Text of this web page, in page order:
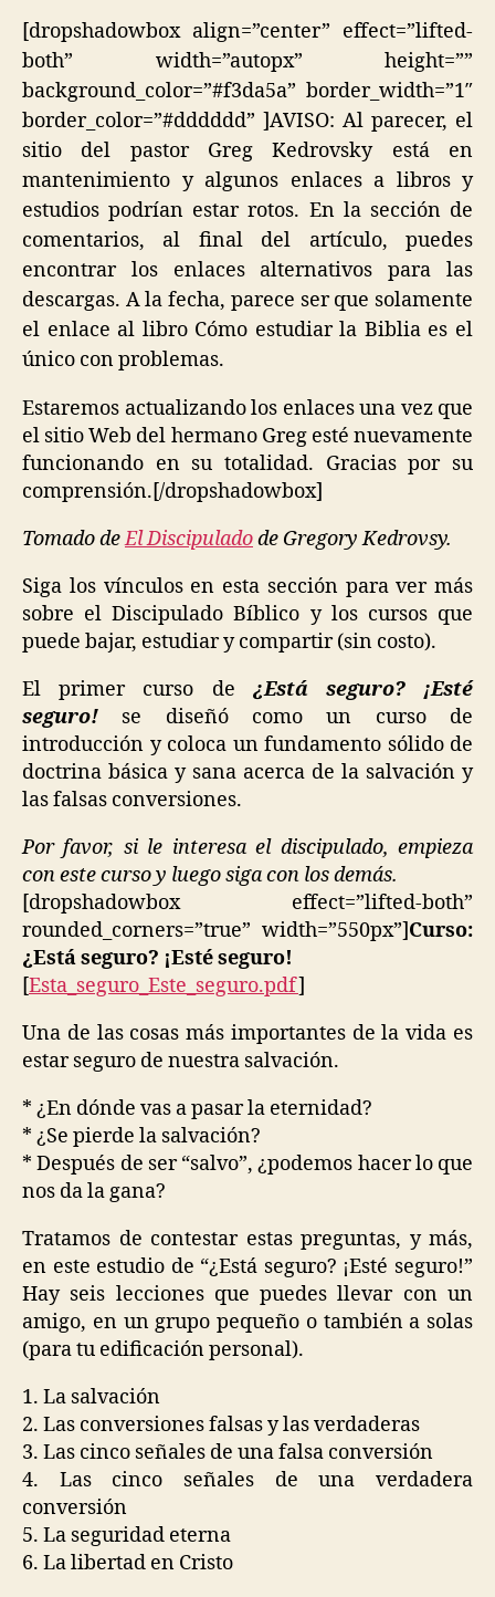
[dropshadowbox align=”center” effect=”lifted-
both” width=”autopx” height=””
background_color=”#f3da5a” border_width=”1″
border_color=”#dddddd” ]AVISO: Al parecer, el
sitio del pastor Greg Kedrovsky está en
mantenimiento y algunos enlaces a libros y
estudios podrían estar rotos. En la sección de
comentarios, al final del artículo, puedes
encontrar los enlaces alternativos para las
descargas. A la fecha, parece ser que solamente
el enlace al libro Cómo estudiar la Biblia es el
único con problemas.
Estaremos actualizando los enlaces una vez que
el sitio Web del hermano Greg esté nuevamente
funcionando en su totalidad. Gracias por su
comprensión.[/dropshadowbox]
Tomado deEl Discipuladode Gregory Kedrovsy.
Siga los vínculos en esta sección para ver más
sobre el Discipulado Bíblico y los cursos que
puede bajar, estudiar y compartir (sin costo).
El primer curso de ¿Está seguro? ¡Esté
seguro! se diseñó como un curso de
introducción y coloca un fundamento sólido de
doctrina básica y sana acerca de la salvación y
las falsas conversiones.
Por favor, si le interesa el discipulado, empieza
con este curso y luego siga con los demás.
[dropshadowbox effect=”lifted-both”
rounded_corners=”true” width=”550px”]Curso:
¿Está seguro? ¡Esté seguro!
[Esta_seguro_Este_seguro.pdf]
Una de las cosas más importantes de la vida es
estar seguro de nuestra salvación.
* ¿En dónde vas a pasar la eternidad?
* ¿Se pierde la salvación?
* Después de ser “salvo”, ¿podemos hacer lo que
nos da la gana?
Tratamos de contestar estas preguntas, y más,
en este estudio de “¿Está seguro? ¡Esté seguro!”
Hay seis lecciones que puedes llevar con un
amigo, en un grupo pequeño o también a solas
(para tu edificación personal).
1. La salvación
2. Las conversiones falsas y las verdaderas
3. Las cinco señales de una falsa conversión
4. Las cinco señales de una verdadera
conversión
5. La seguridad eterna
6. La libertad en Cristo